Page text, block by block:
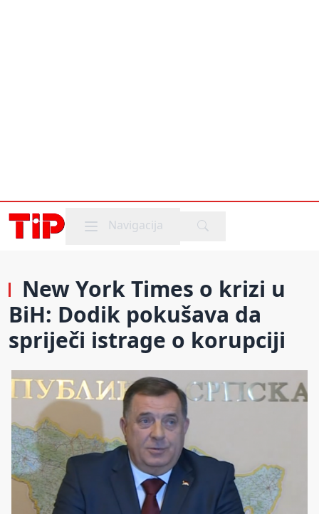
Mobile menu
Navigacija
New York Times o krizi u
BiH: Dodik pokušava da
spriječi istrage o korupciji